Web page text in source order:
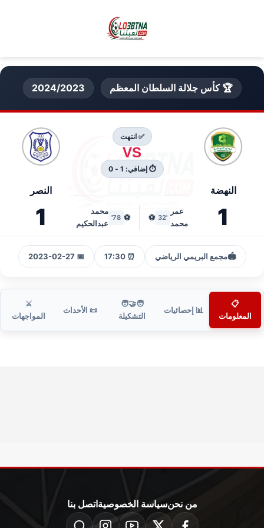
🏆 كأس جلالة السلطان المعظم 2024/2023
النهضة
1
✅ انتهت
VS
⏱ إضافي: 1 - 0
عمر
محمد
'32
⚽
⚽
78'
محمد
عبدالحكيم
النصر
1
🏟️مجمع البريمي الرياضي ⏰ 17:30
📅 2023-02-27
📋
المعلومات
📊 إحصائيات
🧑‍🤝‍🧑
التشكيلة
📜 الأحداث
⚔️
المواجهات
من نحنسياسة الخصوصية اتصل بنا